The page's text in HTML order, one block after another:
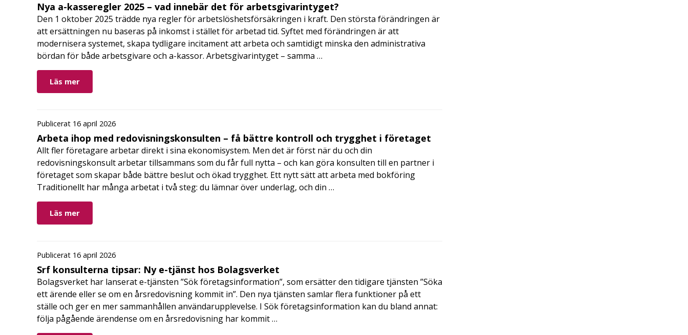
Nya a-kasseregler 2025 – vad innebär det för arbetsgivarintyget?
Den 1 oktober 2025 trädde nya regler för arbetslöshetsförsäkringen i kraft. Den största förändringen är
att ersättningen nu baseras på inkomst i stället för arbetad tid. Syftet med förändringen är att
modernisera systemet, skapa tydligare incitament att arbeta och samtidigt minska den administrativa
bördan för både arbetsgivare och a-kassor. Arbetsgivarintyget – samma …
Läs mer
Publicerat 16 april 2026
Arbeta ihop med redovisningskonsulten – få bättre kontroll och trygghet i företaget
Allt fler företagare arbetar direkt i sina ekonomisystem. Men det är först när du och din
redovisningskonsult arbetar tillsammans som du får full nytta – och kan göra konsulten till en partner i
företaget som skapar både bättre beslut och ökad trygghet. Ett nytt sätt att arbeta med bokföring
Traditionellt har många arbetat i två steg: du lämnar över underlag, och din …
Läs mer
Publicerat 16 april 2026
Srf konsulterna tipsar: Ny e-tjänst hos Bolagsverket
Bolagsverket har lanserat e-tjänsten ”Sök företagsinformation”, som ersätter den tidigare tjänsten ”Söka
ett ärende eller se om en årsredovisning kommit in”. Den nya tjänsten samlar flera funktioner på ett
ställe och ger en mer sammanhållen användarupplevelse. I Sök företagsinformation kan du bland annat:
följa pågående ärendense om en årsredovisning har kommit …